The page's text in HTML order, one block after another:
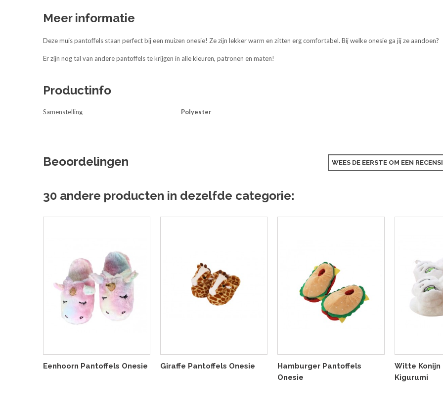
Meer informatie
Deze muis pantoffels staan perfect bij een muizen onesie! Ze zijn lekker warm en zitten erg comfortabel. Bij welke onesie ga jij ze aandoen?
Er zijn nog tal van andere pantoffels te krijgen in alle kleuren, patronen en maten!
Productinfo
Samenstelling Polyester
Beoordelingen WEES DE EERSTE OM EEN
30 andere producten in dezelfde categorie:
Eenhoorn Pantoffels Onesie Giraffe Pantoffels Onesie
Hamburger Pantoffels
Onesie
Witte Konijn
Kigurumi